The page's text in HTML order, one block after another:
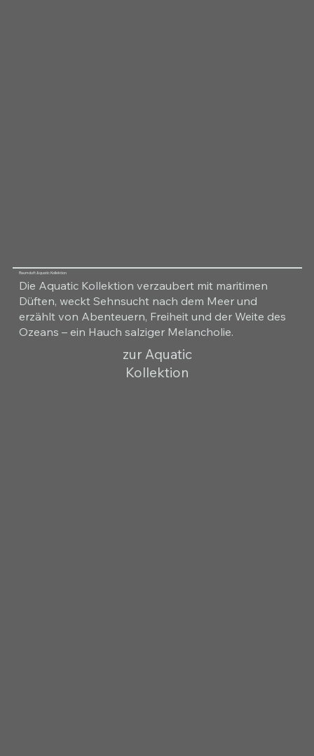
Raumduft Aquatic Kollektion
Die Aquatic Kollektion verzaubert mit maritimen
Düften, weckt Sehnsucht nach dem Meer und
erzählt von Abenteuern, Freiheit und der Weite des
Ozeans – ein Hauch salziger Melancholie.
zur Aquatic
Kollektion